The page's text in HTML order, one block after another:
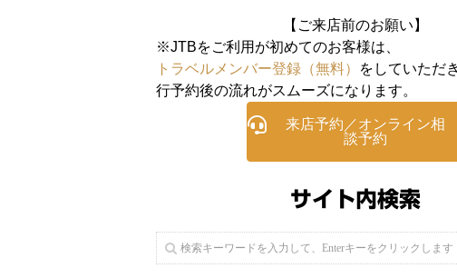
【ご来店前のお願い】
※JTBをご利用が初めてのお客様は、
トラベルメンバー登録（無料）
をしていただ
行予約後の流れがスムーズになります。
来店予約／オンライン相
談予約
サイト内検索